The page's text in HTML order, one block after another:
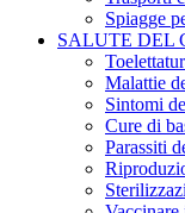
Spiagge
SALUTE DEL
Malattie
Sintomi
Cure di
Parassiti